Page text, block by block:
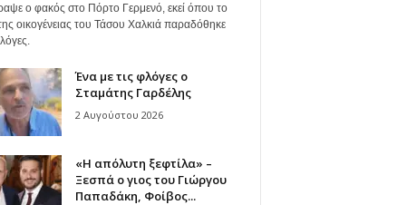
ο φακός στο Πόρτο Γερμενό, εκεί όπου το
οικογένειας του Τάσου Χαλκιά παραδόθηκε
Ένα με τις φλόγες ο
Σταμάτης Γαρδέλης
2 Αυγούστου 2026
«Η απόλυτη ξεφτίλα» –
Ξεσπά ο γιος του Γιώργου
Παπαδάκη, Φοίβος...